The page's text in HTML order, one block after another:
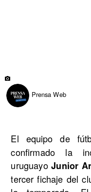
Prensa Web
El equipo de
confirmado la
uruguayoJunior
tercer fichaje del